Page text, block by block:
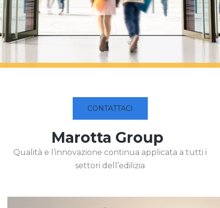
CONTATTACI
Marotta Group
Qualità e l’innovazione continua applicata a tutti i
settori dell’edilizia